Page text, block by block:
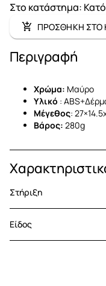
Στο κατάστημα:
ΠΡΟΣΘΗΚΗ ΣΤΟ
Περιγραφή
Χρώμα: Μαύρο
Υλικό :
Μέγεθος:
Βάρος: 280g
Στήριξη
Είδος